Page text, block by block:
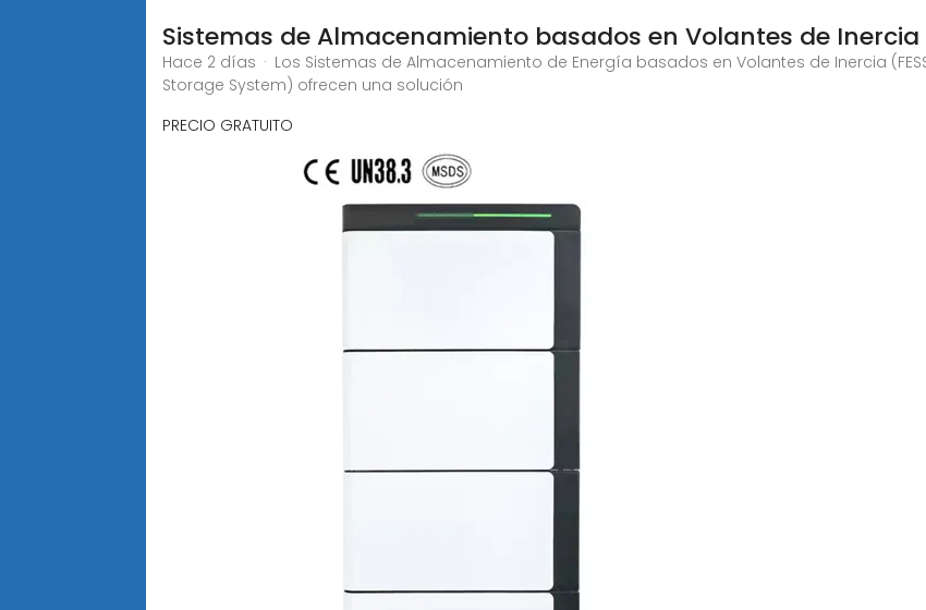
Sistemas de Almacenamiento basados en Volantes de Inercia
Hace 2 días · Los Sistemas de Almacenamiento de Energía basados en Volantes de Inercia
Storage System) ofrecen una solución
PRECIO GRATUITO